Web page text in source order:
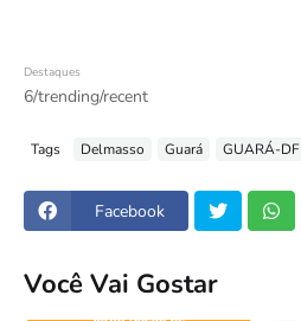
Destaques
6/trending/recent
Tags Delmasso Guará GUARÁ-DF
Facebook
Você Vai Gostar